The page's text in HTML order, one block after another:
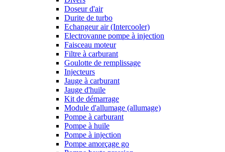
Doseur d'air
Durite de turbo
Echangeur air (Intercooler)
Electrovanne pompe à injection
Faisceau moteur
Filtre à carburant
Goulotte de remplissage
Injecteurs
Jauge à carburant
Jauge d'huile
Kit de démarrage
Module d'allumage (allumage)
Pompe à carburant
Pompe à huile
Pompe à injection
Pompe amorçage go